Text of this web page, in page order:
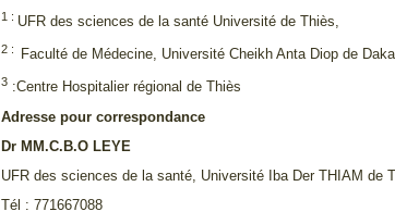
1 : UFR des sciences de la santé Université de Thiès,
2 : Faculté de Médecine, Université Cheikh Anta Diop de
3 :Centre Hospitalier régional de Thiès
Adresse pour correspondance
Dr MM.C.B.O LEYE
UFR des sciences de la santé, Université Iba Der THIAM de
Tél : 771667088